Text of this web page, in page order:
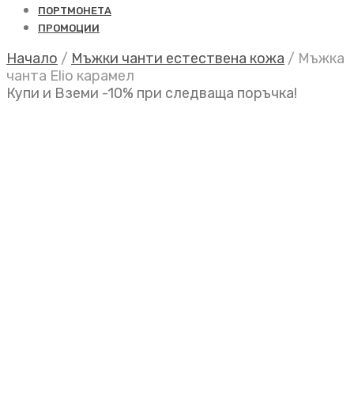
ПОРТМОНЕТА
ПРОМОЦИИ
Начало / Мъжки чанти естествена кожа / Мъжка
чанта Elio карамел
Купи и Вземи -10% при следваща поръчка!